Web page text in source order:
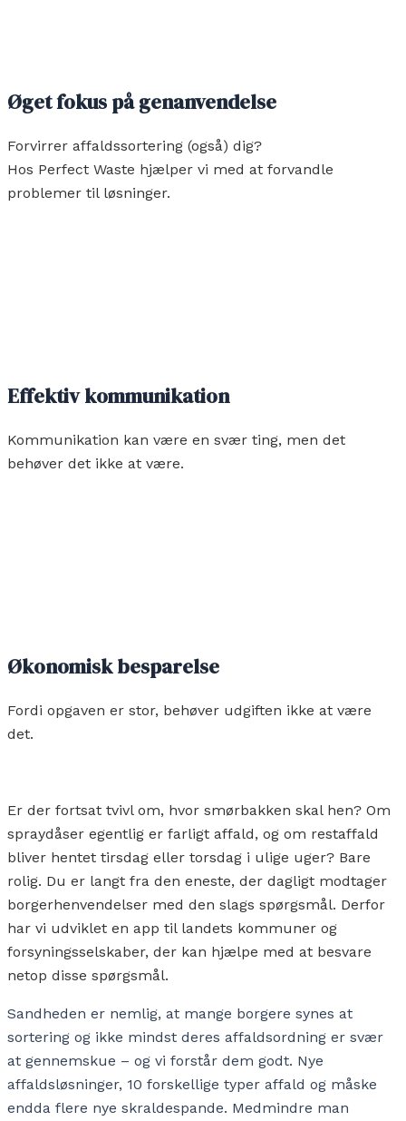
Øget fokus på genanvendelse
Forvirrer affaldssortering (også) dig?
Hos Perfect Waste hjælper vi med at forvandle
problemer til løsninger.
Effektiv kommunikation
Kommunikation kan være en svær ting, men det
behøver det ikke at være.
Økonomisk besparelse
Fordi opgaven er stor, behøver udgiften ikke at være
det.
Er der fortsat tvivl om, hvor smørbakken skal hen? Om
spraydåser egentlig er farligt affald, og om restaffald
bliver hentet tirsdag eller torsdag i ulige uger? Bare
rolig. Du er langt fra den eneste, der dagligt modtager
borgerhenvendelser med den slags spørgsmål. Derfor
har vi udviklet en app til landets kommuner og
forsyningsselskaber, der kan hjælpe med at besvare
netop disse spørgsmål.
Sandheden er nemlig, at mange borgere synes at
sortering og ikke mindst deres affaldsordning er svær
at gennemskue – og vi forstår dem godt. Nye
affaldsløsninger, 10 forskellige typer affald og måske
endda flere nye skraldespande. Medmindre man